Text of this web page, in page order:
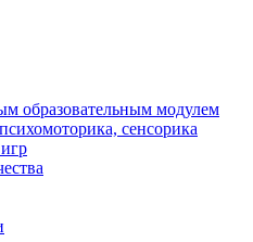
образовательным модулем
сенсорика